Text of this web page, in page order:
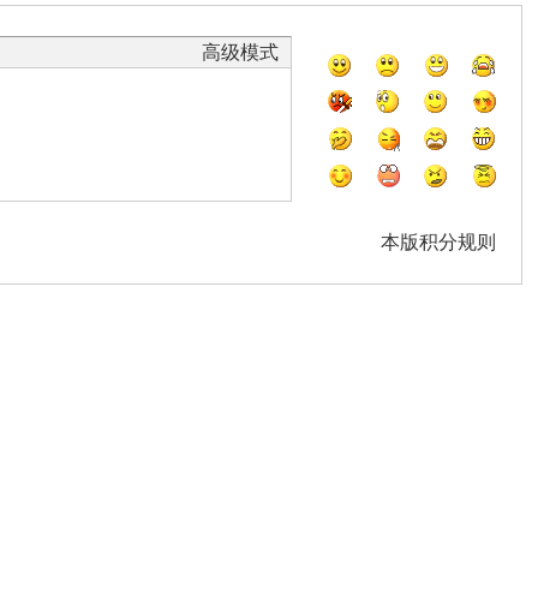
高级模式
本版积分规则